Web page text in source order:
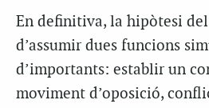
En definitiva, la hipòtesi
d’assumir dues funcions
d’importants: establir un
moviment d’oposició,